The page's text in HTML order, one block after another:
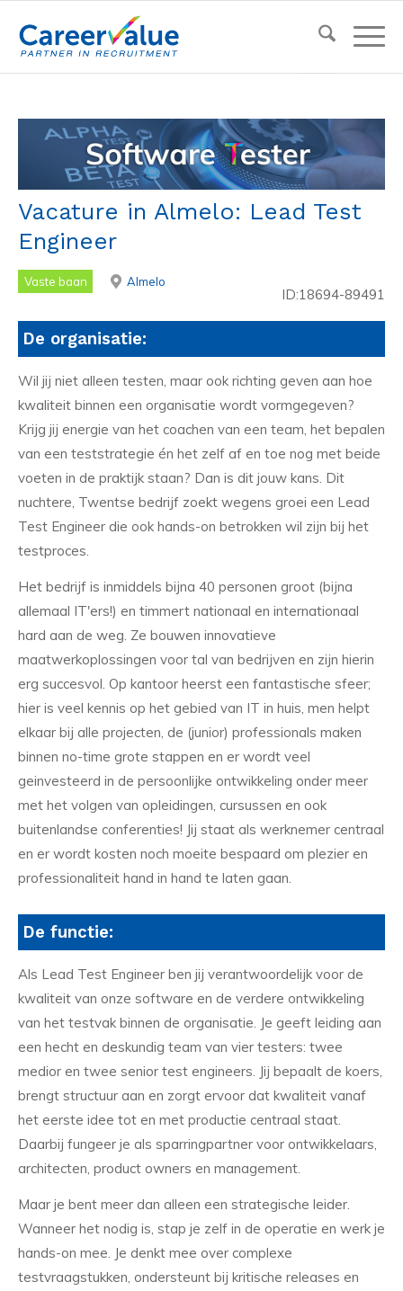
Vacature in Almelo: Lead Test
Engineer
Vaste baan Almelo
ID:18694-89491
De organisatie:
Wil jij niet alleen testen, maar ook richting geven aan hoe
kwaliteit binnen een organisatie wordt vormgegeven?
Krijg jij energie van het coachen van een team, het bepalen
van een teststrategie én het zelf af en toe nog met beide
voeten in de praktijk staan? Dan is dit jouw kans. Dit
nuchtere, Twentse bedrijf zoekt wegens groei een Lead
Test Engineer die ook hands-on betrokken wil zijn bij het
testproces.
Het bedrijf is inmiddels bijna 40 personen groot (bijna
allemaal IT'ers!) en timmert nationaal en internationaal
hard aan de weg. Ze bouwen innovatieve
maatwerkoplossingen voor tal van bedrijven en zijn hierin
erg succesvol. Op kantoor heerst een fantastische sfeer;
hier is veel kennis op het gebied van IT in huis, men helpt
elkaar bij alle projecten, de (junior) professionals maken
binnen no-time grote stappen en er wordt veel
geinvesteerd in de persoonlijke ontwikkeling onder meer
met het volgen van opleidingen, cursussen en ook
buitenlandse conferenties! Jij staat als werknemer centraal
en er wordt kosten noch moeite bespaard om plezier en
professionaliteit hand in hand te laten gaan.
De functie:
Als Lead Test Engineer ben jij verantwoordelijk voor de
kwaliteit van onze software en de verdere ontwikkeling
van het testvak binnen de organisatie. Je geeft leiding aan
een hecht en deskundig team van vier testers: twee
medior en twee senior test engineers. Jij bepaalt de koers,
brengt structuur aan en zorgt ervoor dat kwaliteit vanaf
het eerste idee tot en met productie centraal staat.
Daarbij fungeer je als sparringpartner voor ontwikkelaars,
architecten, product owners en management.
Maar je bent meer dan alleen een strategische leider.
Wanneer het nodig is, stap je zelf in de operatie en werk je
hands-on mee. Je denkt mee over complexe
testvraagstukken, ondersteunt bij kritische releases en